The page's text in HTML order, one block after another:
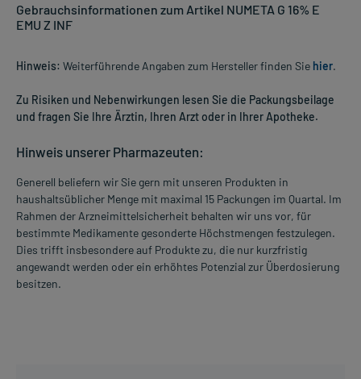
Gebrauchsinformationen zum Artikel NUMETA G 16% E
EMU Z INF
Hinweis: Weiterführende Angaben zum Hersteller finden Sie hier.
Zu Risiken und Nebenwirkungen lesen Sie die Packungsbeilage
und fragen Sie Ihre Ärztin, Ihren Arzt oder in Ihrer Apotheke.
Hinweis unserer Pharmazeuten:
Generell beliefern wir Sie gern mit unseren Produkten in
haushaltsüblicher Menge mit maximal 15 Packungen im Quartal. Im
Rahmen der Arzneimittelsicherheit behalten wir uns vor, für
bestimmte Medikamente gesonderte Höchstmengen festzulegen.
Dies trifft insbesondere auf Produkte zu, die nur kurzfristig
angewandt werden oder ein erhöhtes Potenzial zur Überdosierung
besitzen.